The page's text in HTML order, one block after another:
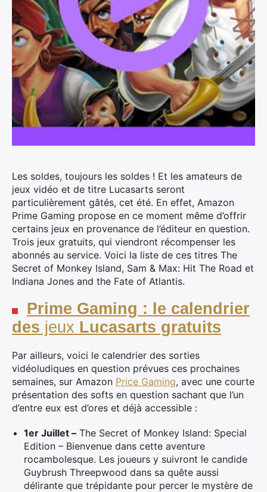
Les soldes, toujours les soldes ! Et les amateurs de
jeux vidéo et de titre Lucasarts seront
particulièrement gâtés, cet été. En effet, Amazon
Prime Gaming propose en ce moment même d’offrir
certains jeux en provenance de l’éditeur en question.
Trois jeux gratuits, qui viendront récompenser les
abonnés au service. Voici la liste de ces titres The
Secret of Monkey Island, Sam & Max: Hit The Road et
Indiana Jones and the Fate of Atlantis.
Prime Gaming : le calendrier
des jeux Lucasarts gratuits
Par ailleurs, voici le calendrier des sorties
vidéoludiques en question prévues ces prochaines
semaines, sur Amazon Price Gaming, avec une courte
présentation des softs en question sachant que l’un
d’entre eux est d’ores et déjà accessible :
1er Juillet – The Secret of Monkey Island: Special
Edition – Bienvenue dans cette aventure
rocambolesque. Les joueurs y suivront le candide
Guybrush Threepwood dans sa quête aussi
délirante que trépidante pour percer le mystère de